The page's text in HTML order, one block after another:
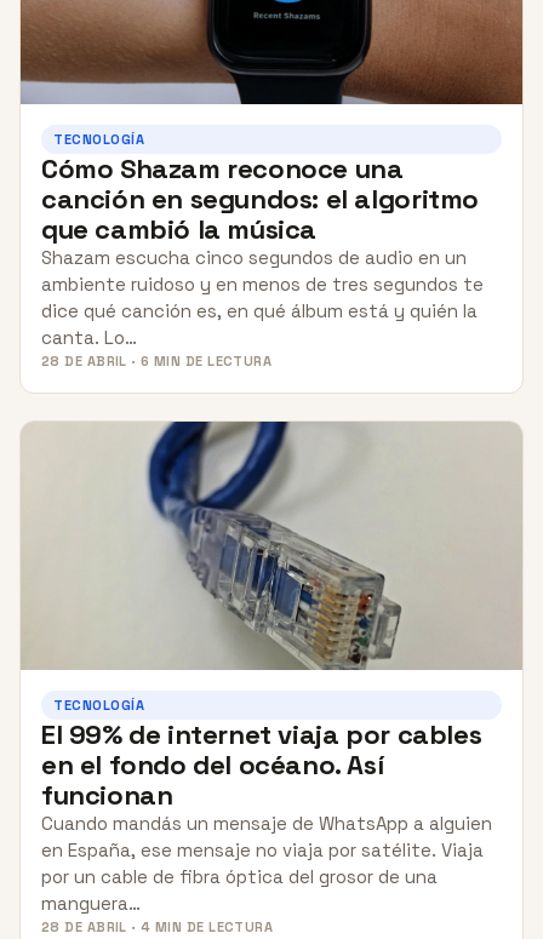
TECNOLOGÍA
Cómo Shazam reconoce una
canción en segundos: el algoritmo
que cambió la música
Shazam escucha cinco segundos de audio en un
ambiente ruidoso y en menos de tres segundos te
dice qué canción es, en qué álbum está y quién la
canta. Lo…
28 DE ABRIL · 6 MIN DE LECTURA
TECNOLOGÍA
El 99% de internet viaja por cables
en el fondo del océano. Así
funcionan
Cuando mandás un mensaje de WhatsApp a alguien
en España, ese mensaje no viaja por satélite. Viaja
por un cable de fibra óptica del grosor de una
manguera…
28 DE ABRIL · 4 MIN DE LECTURA